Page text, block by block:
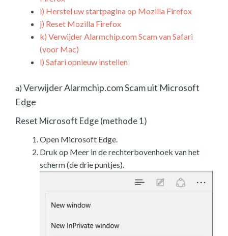
i) Herstel uw startpagina op Mozilla Firefox
j) Reset Mozilla Firefox
k) Verwijder Alarmchip.com Scam van Safari
(voor Mac)
l) Safari opnieuw instellen
a) Verwijder Alarmchip.com Scam uit Microsoft
Edge
Reset Microsoft Edge (methode 1)
Open Microsoft Edge.
Druk op Meer in de rechterbovenhoek van het
scherm (de drie puntjes).